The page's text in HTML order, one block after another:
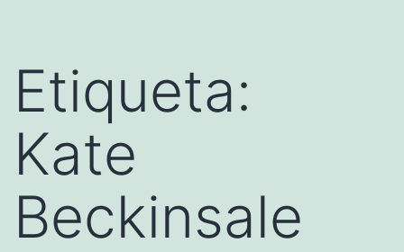
Etiqueta:
Kate
Beckinsale